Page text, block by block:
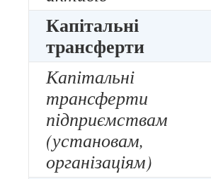
Капітальні
трансферти
Капітальні
трансферти
підприємствам
(установам,
організаціям)